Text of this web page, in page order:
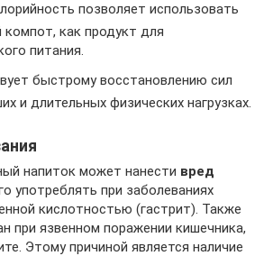
позволяет использовать
как продукт для
питания.
быстрому восстановлению сил
и длительных физических нагрузках.
напиток может нанести вред
употреблять при заболеваниях
кислотностью (гастрит). Также
при язвенном поражении кишечника,
Этому причиной является наличие